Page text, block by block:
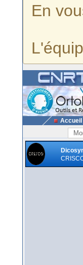
En
Accueil